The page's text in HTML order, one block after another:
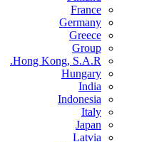
France
Germany
Greece
Group
Hong Kong, S.A.R.
Hungary
India
Indonesia
Italy
Japan
Latvia